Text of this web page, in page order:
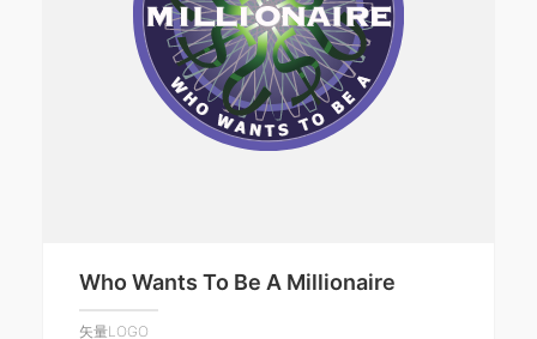
Who Wants To Be A Millionaire
矢量LOGO